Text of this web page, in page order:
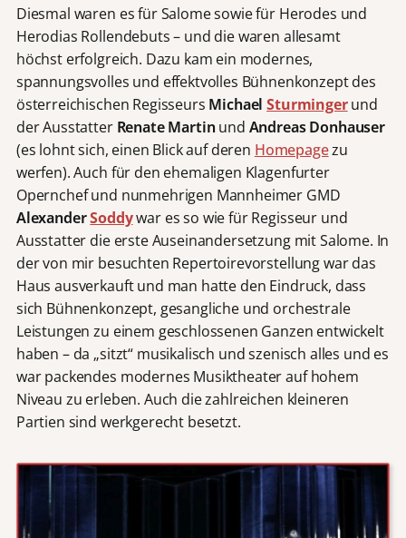
Diesmal waren es für Salome sowie für Herodes und
Herodias Rollendebuts – und die waren allesamt
höchst erfolgreich. Dazu kam ein modernes,
spannungsvolles und effektvolles Bühnenkonzept des
österreichischen Regisseurs MichaelSturmingerund
der Ausstatter Renate Martinund Andreas Donhauser
(es lohnt sich, einen Blick auf deren Homepagezu
werfen). Auch für den ehemaligen Klagenfurter
Opernchef und nunmehrigen Mannheimer GMD
AlexanderSoddywar es so wie für Regisseur und
Ausstatter die erste Auseinandersetzung mit Salome. In
der von mir besuchten Repertoirevorstellung war das
Haus ausverkauft und man hatte den Eindruck, dass
sich Bühnenkonzept, gesangliche und orchestrale
Leistungen zu einem geschlossenen Ganzen entwickelt
haben – da „sitzt“ musikalisch und szenisch alles und es
war packendes modernes Musiktheater auf hohem
Niveau zu erleben. Auch die zahlreichen kleineren
Partien sind werkgerecht besetzt.